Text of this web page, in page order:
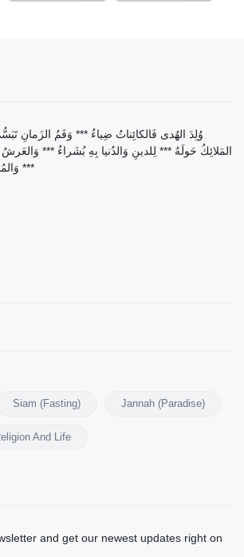
وُلِدَ الهُدى فَالكائِناتُ ضِياءُ *** وَفَمُ الزَمانِ
المَلائِكُ حَولَهُ *** لِلدينِ وَالدُنيا بِهِ بُشَراءُ ***
***
Siam (Fasting) Jannah (Paradise)
And Life
and get our newest updates right on